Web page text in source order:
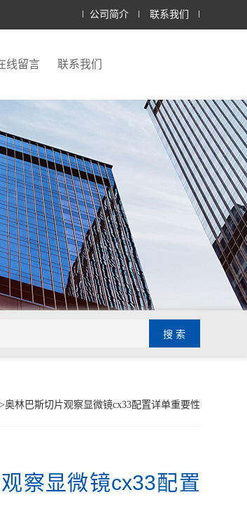
公司简介 联系我们
线留言 联系我们
奥林巴斯切片观察显微镜cx33配置详单重要性
察显微镜cx33配置